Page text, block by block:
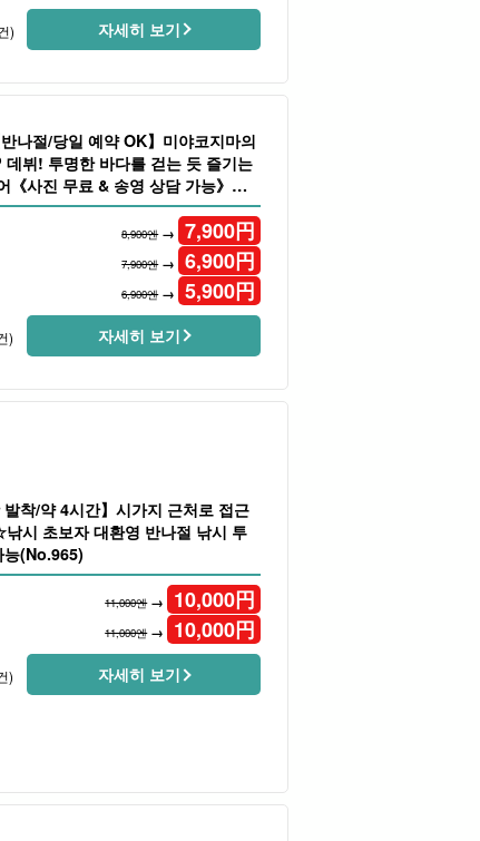
) 자세히 보기
나절/당일 예약 OK】미야코지마의
데뷔! 투명한 바다를 걷는 듯 즐기는
《사진 무료 & 송영 상담 가능》
8,900엔→ 7,900円
7,900엔→ 6,900円
6,900엔→ 5,900円
) 자세히 보기
착/약 4시간】시가지 근처로 접근
시 초보자 대환영 반나절 낚시 투
(No.965)
11,000엔→ 10,000円
11,000엔→ 10,000円
) 자세히 보기